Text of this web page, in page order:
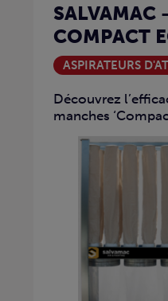
SALVAMAC
COMPACT
ASPIRATEURS
Découvrez
manches